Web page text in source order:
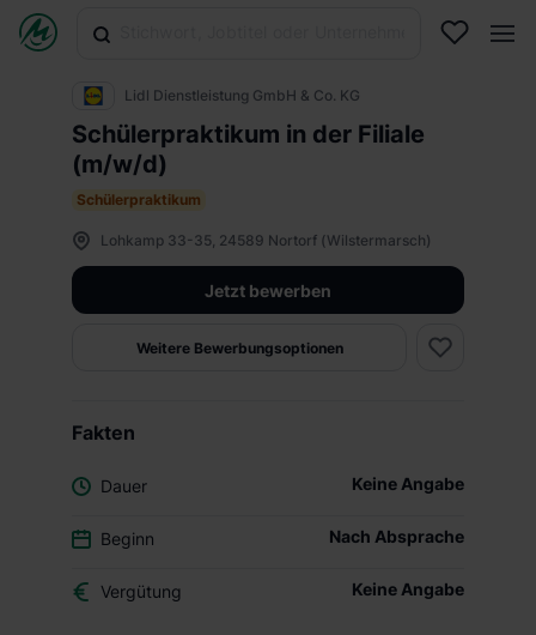
Lidl Dienstleistung GmbH & Co. KG
Schülerpraktikum in der Filiale
(m/w/d)
Schülerpraktikum
Lohkamp 33-35, 24589 Nortorf (Wilstermarsch)
Jetzt bewerben
Weitere Bewerbungsoptionen
Fakten
Dauer Keine Angabe
Beginn Nach Absprache
Vergütung Keine Angabe